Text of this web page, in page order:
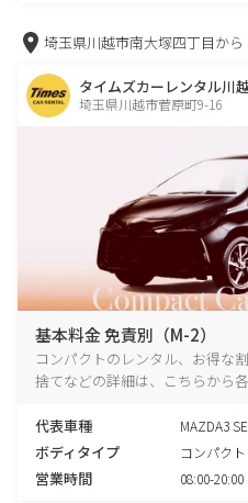
埼玉県川越市南大塚四丁目から
タイムズカーレンタル川
埼玉県川越市菅原町9-16
基本料金 免責別（M-2）
コンパクトのレンタル、お得な
捨てなどの詳細は、こちらから
代表車種 MAZDA3
ボディタイプ コンパクト
営業時間 08:00-20:00